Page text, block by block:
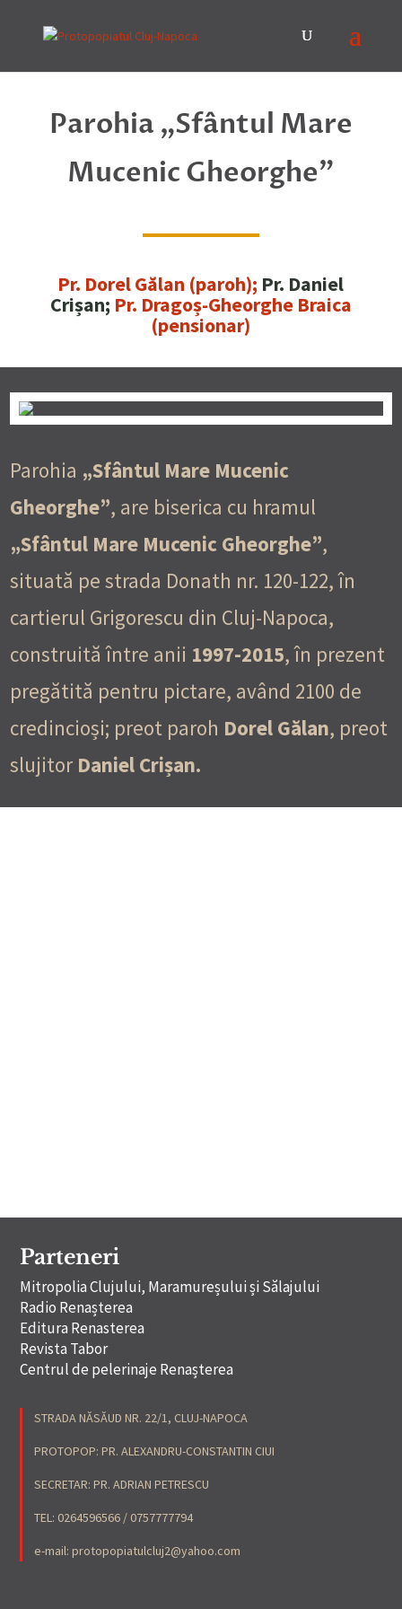
Parohia „Sfântul Mare
Mucenic Gheorghe”
Pr. Dorel Gălan (paroh); Pr. Daniel
Crișan; Pr. Dragoș-Gheorghe Braica
(pensionar)
Parohia „Sfântul Mare Mucenic
Gheorghe”, are biserica cu hramul
„Sfântul Mare Mucenic Gheorghe”,
situată pe strada Donath nr. 120-122, în
cartierul Grigorescu din Cluj-Napoca,
construită între anii 1997-2015, în prezent
pregătită pentru pictare, având 2100 de
credincioși; preot paroh Dorel Gălan, preot
slujitor Daniel Crișan.
Parteneri
Mitropolia Clujului, Maramureșului și Sălajului
Radio Renașterea
Editura Renasterea
Revista Tabor
Centrul de pelerinaje Renașterea
STRADA NĂSĂUD NR. 22/1, CLUJ-NAPOCA
PROTOPOP: PR. ALEXANDRU-CONSTANTIN CIUI
SECRETAR: PR. ADRIAN PETRESCU
TEL: 0264596566 / 0757777794
e-mail: protopopiatulcluj2@yahoo.com